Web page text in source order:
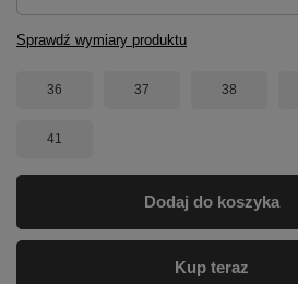
Sprawdź wymiary produktu
36 37 38
41
Dodaj do koszyka
Kup teraz